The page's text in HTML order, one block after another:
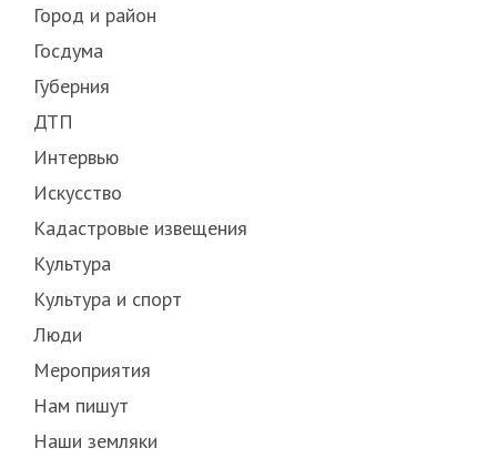
Город и район
Госдума
Губерния
ДТП
Интервью
Искусство
Кадастровые извещения
Культура
Культура и спорт
Люди
Мероприятия
Нам пишут
Наши земляки